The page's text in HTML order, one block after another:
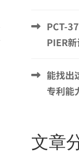
PCT-
PIER
能找出
专利能
文章